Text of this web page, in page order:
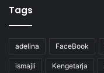
Tags
adelina FaceBook
ismajli Kengetarja